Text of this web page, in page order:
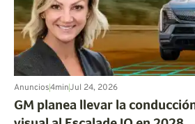
Anuncios4minJul 24, 2026
GM planea llevar la